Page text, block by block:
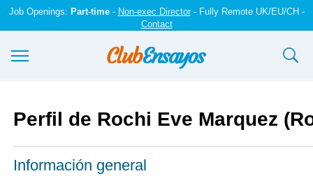
Job Openings: Part-time- Non-exec Director- Fully Remote UK/EU/CH -
Contact
Registrarse
Iniciar sesión
Perfil de Rochi Eve Marquez
Información general